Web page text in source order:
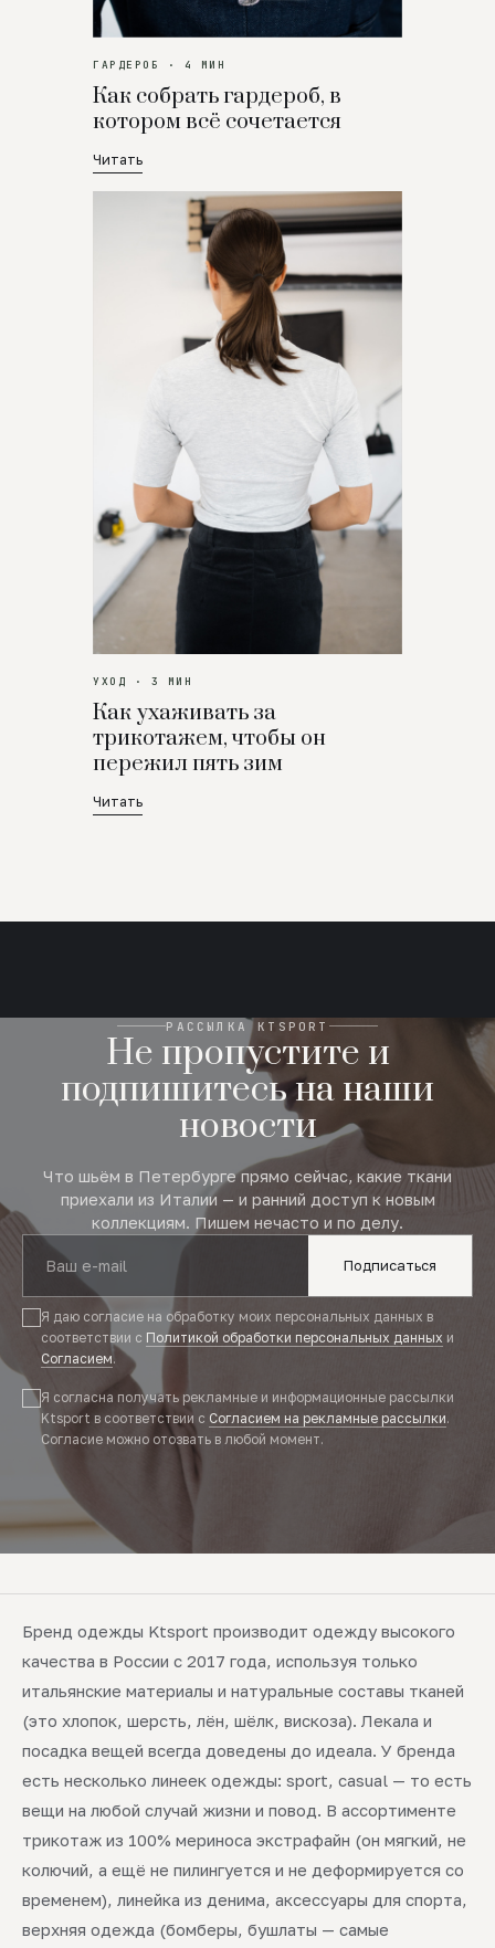
ГАРДЕРОБ · 4 МИН
Как собрать гардероб, в
котором всё сочетается
Читать
УХОД · 3 МИН
Как ухаживать за
трикотажем, чтобы он
пережил пять зим
Читать
РАССЫЛКА KTSPORT
Не пропустите и
подпишитесь на наши
новости
Что шьём в Петербурге прямо сейчас, какие ткани
приехали из Италии — и ранний доступ к новым
коллекциям. Пишем нечасто и по делу.
Подписаться
Я даю согласие на обработку моих персональных данных в
соответствии с Политикой обработки персональных данных и
Согласием.
Я согласна получать рекламные и информационные рассылки
Ktsport в соответствии с Согласием на рекламные рассылки.
Согласие можно отозвать в любой момент.
Бренд одежды Ktsport производит одежду высокого
качества в России с 2017 года, используя только
итальянские материалы и натуральные составы тканей
(это хлопок, шерсть, лён, шёлк, вискоза). Лекала и
посадка вещей всегда доведены до идеала. У бренда
есть несколько линеек одежды: sport, casual — то есть
вещи на любой случай жизни и повод. В ассортименте
трикотаж из 100% мериноса экстрафайн (он мягкий, не
колючий, а ещё не пилингуется и не деформируется со
временем), линейка из денима, аксессуары для спорта,
верхняя одежда (бомберы, бушлаты — самые